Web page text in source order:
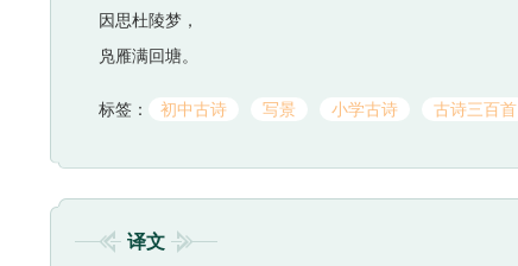
因思杜陵梦，
凫雁满回塘。
标签： 初中古诗 写景 小学古诗 古诗三百首
译文